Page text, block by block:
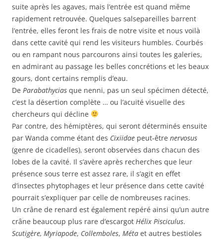
suite après les agaves, mais l’entrée est quand même
rapidement retrouvée. Quelques salsepareilles barrent
l’entrée, elles feront les frais de notre visite et nous voilà
dans cette cavité qui rend les visiteurs humbles. Courbés
ou en rampant nous parcourons ainsi toutes les galeries,
en admirant au passage les belles concrétions et les beaux
gours, dont certains remplis d’eau.
De Parabathycias que nenni, pas un seul spécimen détecté,
c’est la désertion complète … ou l’acuité visuelle des
chercheurs qui décline
Par contre, des hémiptères, qui seront déterminés ensuite
par Wanda comme étant des Cixiidae peut-être nervosus
(genre de cicadelles), seront observées dans chacun des
lobes de la cavité. Il s’avère après recherches que leur
présence sous terre est assez rare, il s’agit en effet
d’insectes phytophages et leur présence dans cette cavité
pourrait s’expliquer par celle de nombreuses racines.
Un crâne de renard est également repéré ainsi qu’un autre
crâne beaucoup plus rare d’escargot Hélix Pisciculus.
Scutigère, Myriapode, Collemboles, Méta et autres bestioles